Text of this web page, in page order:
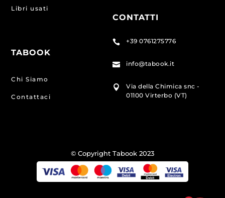
Libri usati
TABOOK
Chi Siamo
Contattaci
CONTATTI
 +39 0761275776
 info@tabook.it

Via della Chimica snc -
01100 Virterbo (VT)
© Copyright Tabook 2023